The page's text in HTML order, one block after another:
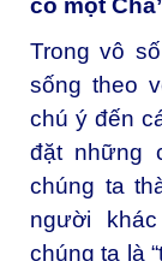
có một
Trong vô
sống theo
chú ý đến
đặt những
chúng ta
người
chúng ta là